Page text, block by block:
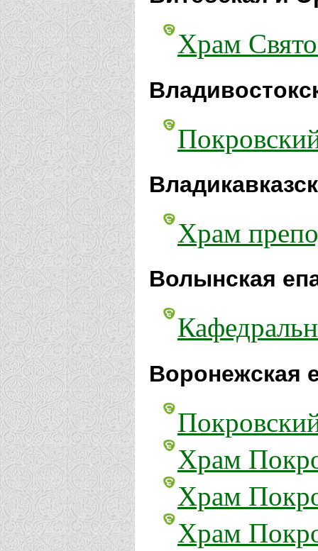
Храм
Храм
Волынская
Воронежская
Храм
Храм
Храм